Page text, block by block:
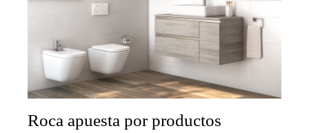
Roca apuesta por productos